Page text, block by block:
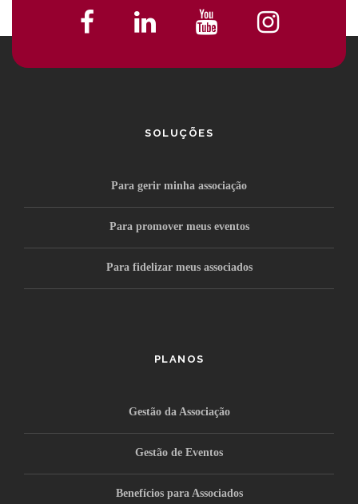
SOLUÇÕES
Para gerir minha associação
Para promover meus eventos
Para fidelizar meus associados
PLANOS
Gestão da Associação
Gestão de Eventos
Benefícios para Associados